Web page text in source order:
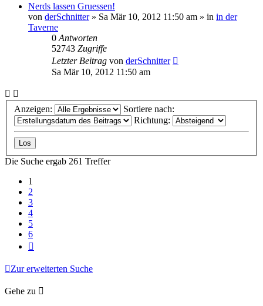
Nerds lassen Gruessen!
von derSchnitter» Sa Mär 10, 2012 11:50 am » in in der
Taverne
0 Antworten
52743 Zugriffe
Letzter Beitrag von derSchnitter
Sa Mär 10, 2012 11:50 am
Anzeigen:
Sortiere nach:
Richtung:
Die Suche ergab 261 Treffer
1
2
3
4
5
6
Zur erweiterten Suche
Gehe zu